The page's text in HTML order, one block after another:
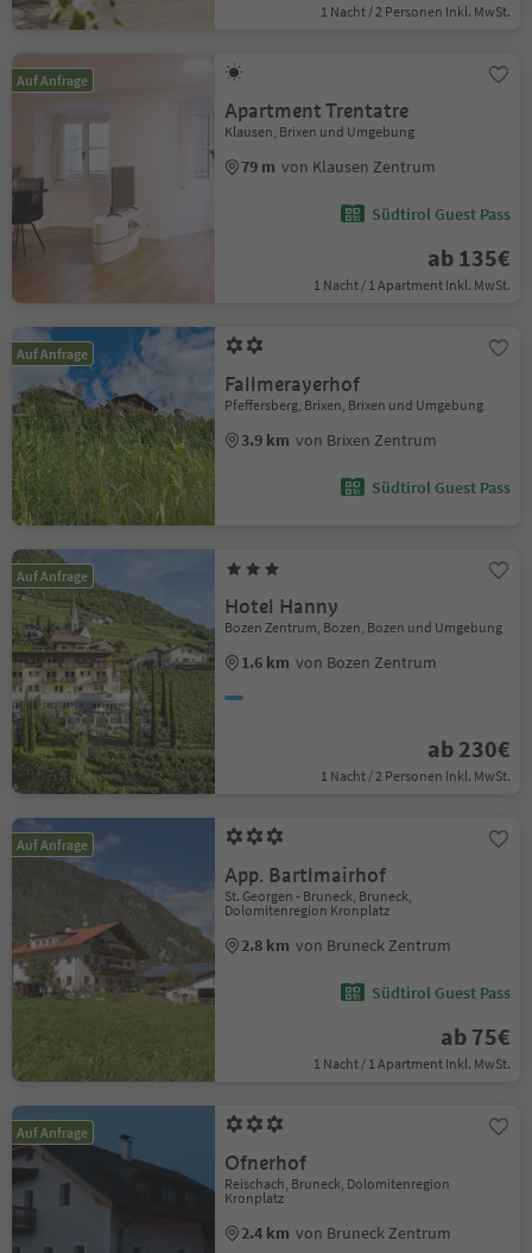
1 Nacht / 2 Personen Inkl. MwSt.
Auf Anfrage
Apartment Trentatre
Klausen, Brixen und Umgebung
79 m von Klausen Zentrum
Südtirol Guest Pass
ab 135€
1 Nacht / 1 Apartment Inkl. MwSt.
Auf Anfrage
Fallmerayerhof
Pfeffersberg, Brixen, Brixen und Umgebung
3.9 km von Brixen Zentrum
Südtirol Guest Pass
Auf Anfrage
Hotel Hanny
Bozen Zentrum, Bozen, Bozen und Umgebung
1.6 km von Bozen Zentrum
ab 230€
1 Nacht / 2 Personen Inkl. MwSt.
Auf Anfrage
App. Bartlmairhof
St. Georgen - Bruneck, Bruneck,
Dolomitenregion Kronplatz
2.8 km von Bruneck Zentrum
Südtirol Guest Pass
ab 75€
1 Nacht / 1 Apartment Inkl. MwSt.
Auf Anfrage
Ofnerhof
Reischach, Bruneck, Dolomitenregion
Kronplatz
2.4 km von Bruneck Zentrum